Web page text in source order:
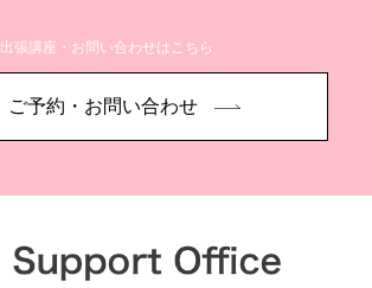
詳しく見る
出張講座・お問い合わせはこちら
ご予約・お問い合わせ